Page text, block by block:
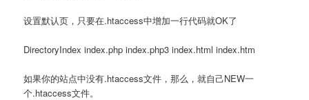
设置默认页，只要在.htaccess中增加一行代码就OK了
DirectoryIndex index.php index.php3 index.html index.htm
如果你的站点中没有.htaccess文件，那么，就自己NEW一
个.htaccess文件。